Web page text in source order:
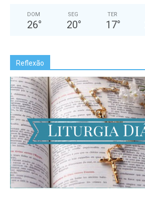
DOM
26°
SEG
20°
TER
17°
Reflexão